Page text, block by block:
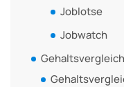
Joblotse
Jobwatch